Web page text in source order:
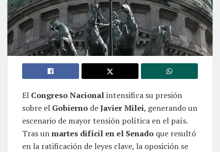
El Congreso Nacionalintensifica su presión
sobre el Gobierno deJavier Milei, generando un
escenario de mayor tensión política en el país.
Tras unmartes difícil en el Senado que resultó
en la ratificación de leyes clave, la oposición se